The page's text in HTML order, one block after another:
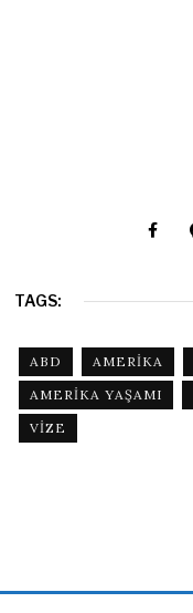
TAGS:
ABD AMERIKA
AMERIKA YAŞAMI
VIZE